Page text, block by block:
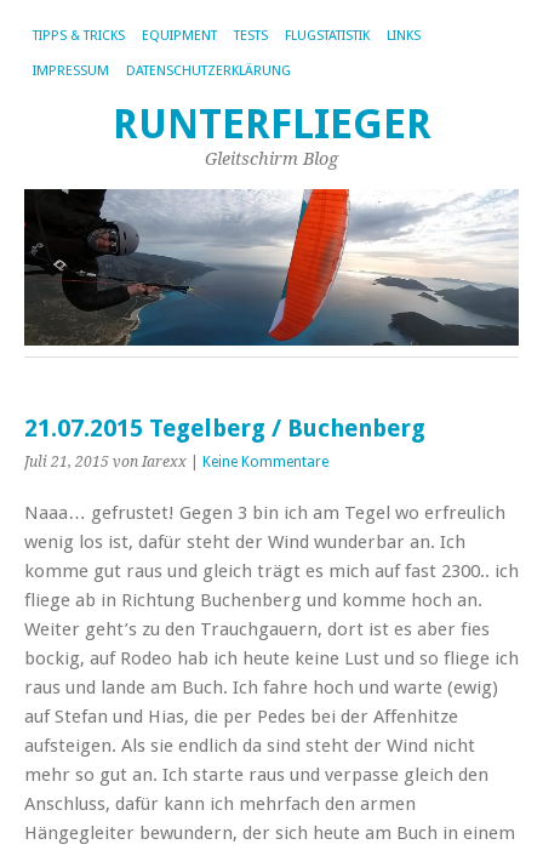
TIPPS & TRICKS EQUIPMENT TESTS FLUGSTATISTIK LINKS
IMPRESSUM DATENSCHUTZERKLÄRUNG
RUNTERFLIEGER
Gleitschirm Blog
21.07.2015 Tegelberg / Buchenberg
Juli 21, 2015 von Iarexx Keine Kommentare
Naaa… gefrustet! Gegen 3 bin ich am Tegel wo erfreulich
wenig los ist, dafür steht der Wind wunderbar an. Ich
komme gut raus und gleich trägt es mich auf fast 2300.. ich
fliege ab in Richtung Buchenberg und komme hoch an.
Weiter geht’s zu den Trauchgauern, dort ist es aber fies
bockig, auf Rodeo hab ich heute keine Lust und so fliege ich
raus und lande am Buch. Ich fahre hoch und warte (ewig)
auf Stefan und Hias, die per Pedes bei der Affenhitze
aufsteigen. Als sie endlich da sind steht der Wind nicht
mehr so gut an. Ich starte raus und verpasse gleich den
Anschluss, dafür kann ich mehrfach den armen
Hängegleiter bewundern, der sich heute am Buch in einem